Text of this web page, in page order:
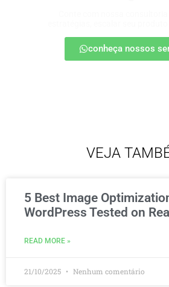
conheça nossos
VEJA
5 Best Image
WordPress Tested on
READ MORE »
21/10/2025 Nenhum comentário